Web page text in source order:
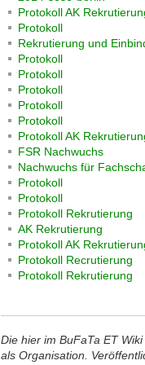
Protokoll AK
Protokoll
Rekrutierung und
Protokoll
Protokoll
Protokoll
Protokoll
Protokoll
Protokoll AK
FSR Nachwuchs
Nachwuchs für
Protokoll
Protokoll
Protokoll Rekrutierung
AK Rekrutierung
Protokoll AK
Protokoll Recrutierung
Protokoll Rekrutierung
Die hier im BuFaTa ET
als Organisation.